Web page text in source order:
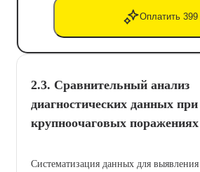
Оплатить 399
2.3. Сравнительный анализ
диагностических данных
крупноочаговых поражениях
Систематизация данных для